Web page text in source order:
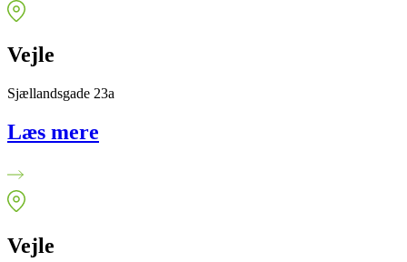
Vejle
Sjællandsgade 23a
Læs mere
Vejle